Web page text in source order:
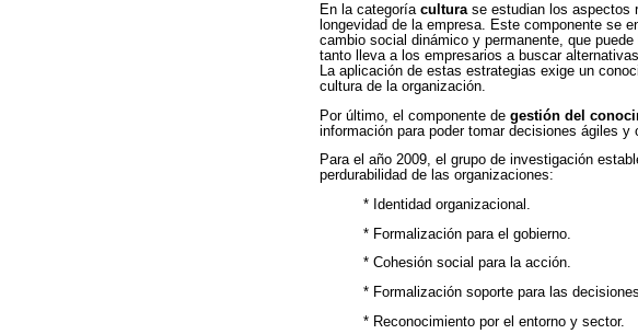
En la categoría culturase estudian los aspectos
longevidad de la empresa. Este componente se
cambio social dinámico y permanente, que
tanto lleva a los empresarios a buscar
La aplicación de estas estrategias exige un
cultura de la organización.
Por último, el componente de gestión del
información para poder tomar decisiones ágiles y
Para el año 2009, el grupo de investigación
perdurabilidad de las organizaciones:
* Identidad organizacional.
* Formalización para el gobierno.
* Cohesión social para la acción.
* Formalización soporte para las
* Reconocimiento por el entorno y sector.